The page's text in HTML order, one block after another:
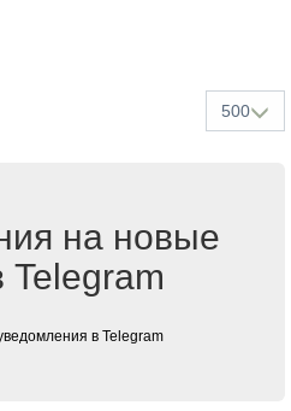
500
на новые
Telegram
в Telegram